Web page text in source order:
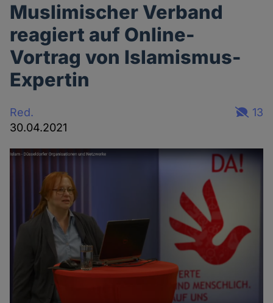
Muslimischer Verband
reagiert auf Online-
Vortrag von Islamismus-
Expertin
Red.
30.04.2021
13